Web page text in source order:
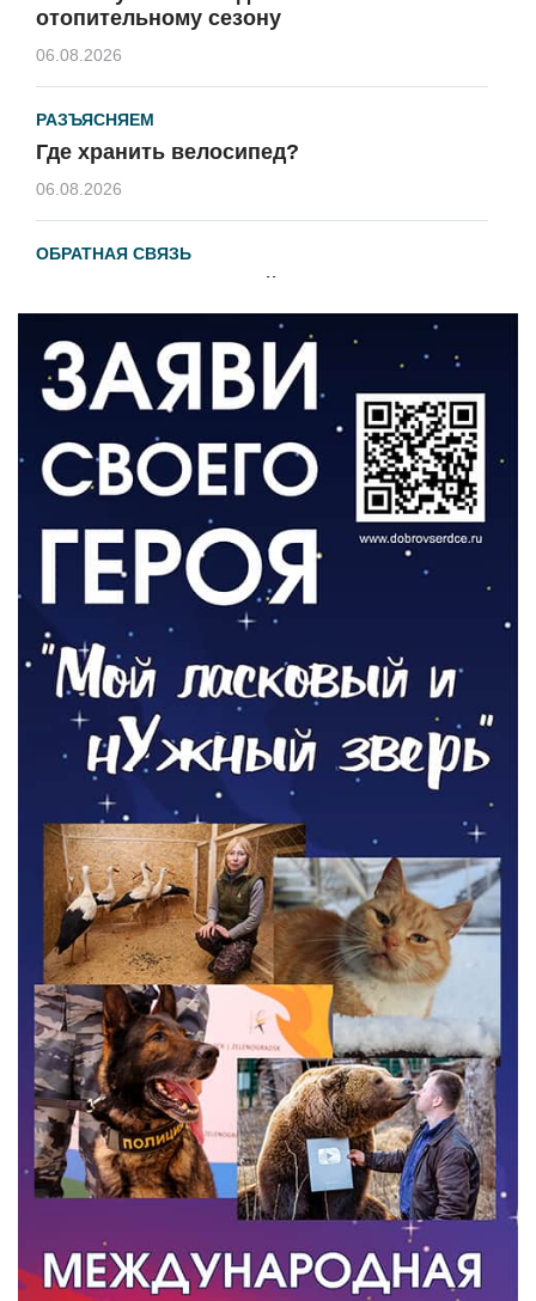
отопительному сезону
06.08.2026
РАЗЪЯСНЯЕМ
Где хранить велосипед?
06.08.2026
ОБРАТНАЯ СВЯЗЬ
ВЛАСТЬ
День памяти и «Симфония народов»
06.08.2026
Новый настил на экотропе
05.08.2026